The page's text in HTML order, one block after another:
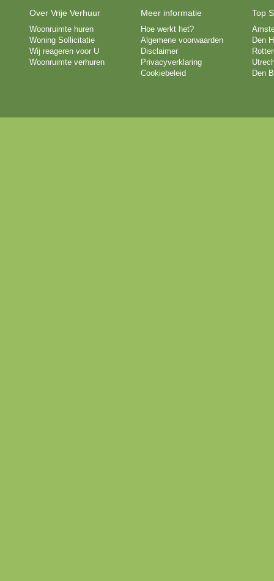
Over Vrije Verhuur
Woonruimte huren
Woning Sollicitatie
Wij reageren voor U
Woonruimte verhuren
Meer informatie
Hoe werkt het?
Algemene voorwaarden
Disclaimer
Privacyverklaring
Cookiebeleid
Top
Den
Den